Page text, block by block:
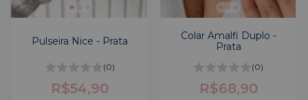
Pulseira Nice - Prata
(0)
R$54,90
Colar Amalfi Duplo -
Prata
(0)
R$68,90